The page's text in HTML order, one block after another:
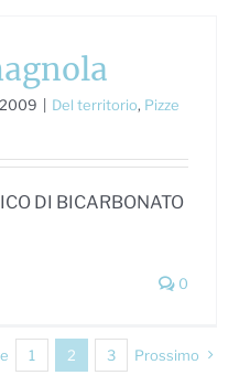
Del territorio, Pizze
DI BICARBONATO
0
1 2 3 Prossimo